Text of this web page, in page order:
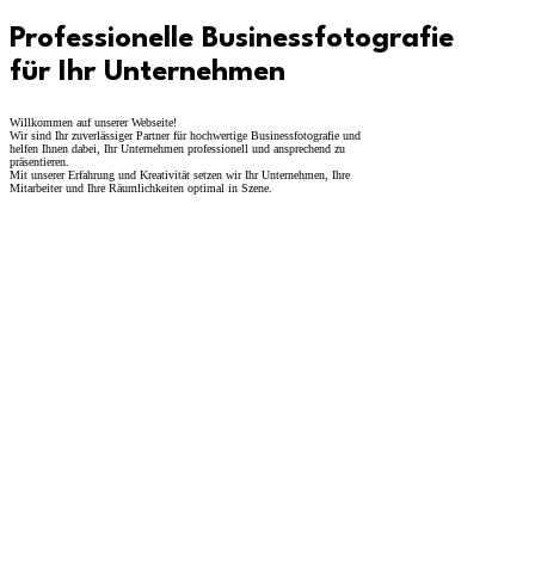
Professionelle Businessfotografie
für Ihr Unternehmen
Willkommen auf unserer Webseite!
Wir sind Ihr zuverlässiger Partner für hochwertige Businessfotografie und
helfen Ihnen dabei, Ihr Unternehmen professionell und ansprechend zu
präsentieren.
Mit unserer Erfahrung und Kreativität setzen wir Ihr Unternehmen, Ihre
Mitarbeiter und Ihre Räumlichkeiten optimal in Szene.